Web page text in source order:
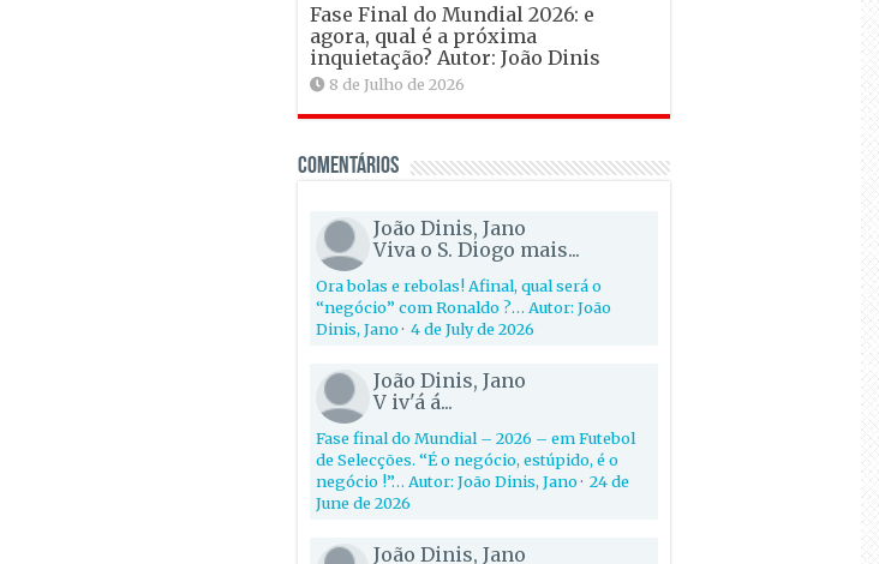
Fase Final do Mundial 2026: e
agora, qual é a próxima
inquietação? Autor: João Dinis
8 de Julho de 2026
Comentários
João Dinis, Jano
Viva o S. Diogo mais...
Ora bolas e rebolas! Afinal, qual será o
“negócio” com Ronaldo ?… Autor: João
Dinis, Jano· 4 de July de 2026
João Dinis, Jano
V iv'á á...
Fase final do Mundial – 2026 – em Futebol
de Selecções. “É o negócio, estúpido, é o
negócio !”… Autor: João Dinis, Jano· 24 de
June de 2026
João Dinis, Jano